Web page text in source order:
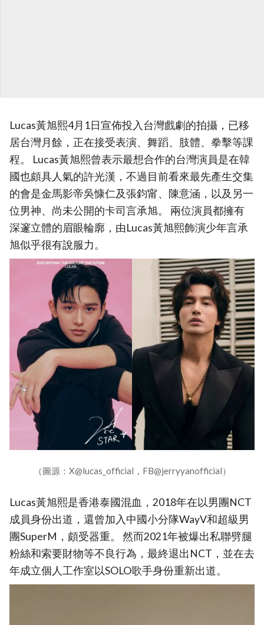
Lucas黃旭熙4月1日宣佈投入台灣戲劇的拍攝，已移
居台灣月餘，正在接受表演、舞蹈、肢體、拳擊等課
程。 Lucas黃旭熙曾表示最想合作的台灣演員是在韓
國也頗具人氣的許光漢，不過目前看來最先產生交集
的會是金馬影帝吳慷仁及張鈞甯、陳意涵，以及另一
位男神、尚未公開的卡司言承旭。 兩位演員都擁有
深邃立體的眉眼輪廓，由Lucas黃旭熙飾演少年言承
旭似乎很有說服力。
（圖源：X@lucas_official，FB@jerryyanofficial）
Lucas黃旭熙是香港泰國混血，2018年在以男團NCT
成員身份出道，還曾加入中國小分隊WayV和超級男
團SuperM，頗受器重。 然而2021年被爆出私聯劈腿
粉絲和索要財物等不良行為，最終退出NCT，並在去
年成立個人工作室以SOLO歌手身份重新出道。